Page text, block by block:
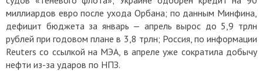
миллиардов евро после ухода Орбана; по данным Минфина,
дефицит бюджета за январь — апрель вырос до 5,9 трлн
рублей при годовом плане в 3,8 трлн; Россия, по информации
Reuters со ссылкой на МЭА, в апреле уже сократила добычу
нефти из-за ударов по НПЗ.